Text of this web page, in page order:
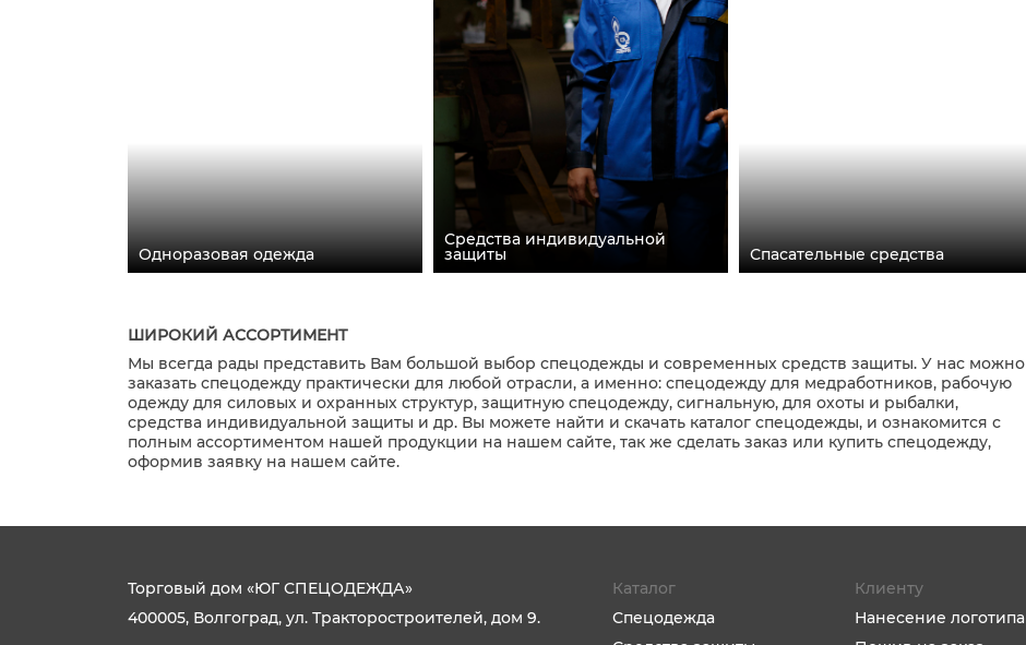
Одноразовая одежда
Средства индивидуальной
защиты Спасательные средства
ШИРОКИЙ АССОРТИМЕНТ
Мы всегда рады представить Вам большой выбор спецодежды и современных средств защиты. У нас можно
заказать спецодежду практически для любой отрасли, а именно: спецодежду для медработников, рабочую
одежду для силовых и охранных структур, защитную спецодежду, сигнальную, для охоты и рыбалки,
средства индивидуальной защиты и др. Вы можете найти и скачать каталог спецодежды, и ознакомится с
полным ассортиментом нашей продукции на нашем сайте, так же сделать заказ или купить спецодежду,
оформив заявку на нашем сайте.
Торговый дом «ЮГ СПЕЦОДЕЖДА»
400005, Волгоград, ул. Тракторостроителей, дом 9.
Каталог
Спецодежда
Клиенту
Нанесение логотипа